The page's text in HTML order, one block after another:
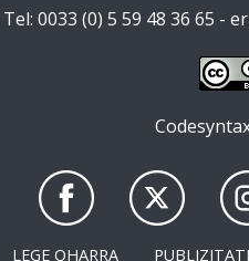
Tel: 0033 (0) 5 59 48 36 65 -
LEGE OHARRA